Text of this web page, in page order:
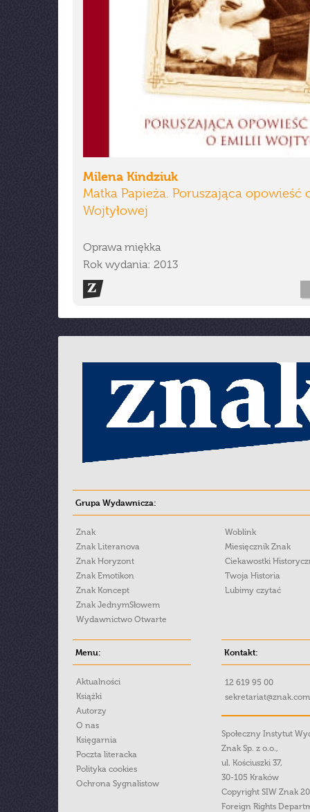
Milena Kindziuk
Matka Papieża. Poruszająca opowieść
Wojtyłowej
Oprawa miękka
Rok wydania: 2013
Grupa Wydawnicza:
Znak
Znak Literanova
Znak Horyzont
Znak Emotikon
Znak Koncept
Znak JednymSłowem
Wydawnictwo Otwarte
Woblink
Miesięcznik Znak
Ciekawostki
Twoja Historia
Lubimy czytać
Menu:
Aktualności
Książki
Autorzy
O nas
Księgarnia
Poczta literacka
Polityka cookies
Ochrona Sygnalistow
Kontakt:
12 619 95 00
Społeczny Instytut
Znak Sp. z o.o.,
ul. Kościuszki 37,
30-105 Kraków
Copyright SIW Znak
Foreign Rights